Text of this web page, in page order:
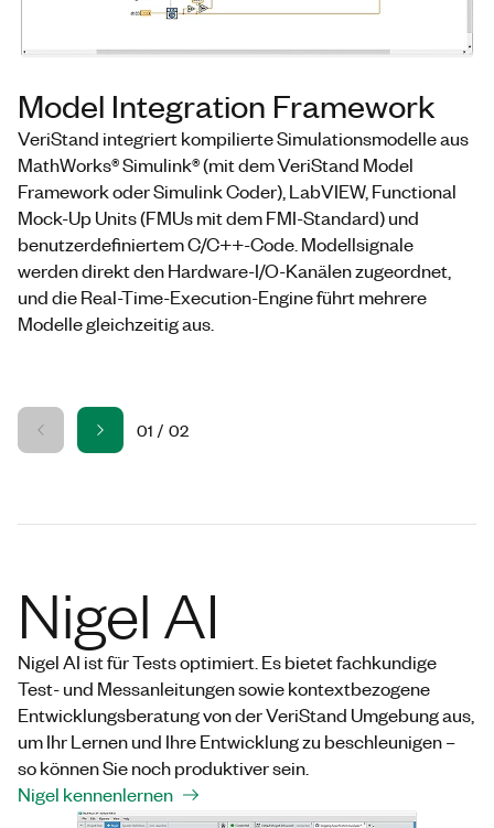
Model Integration Framework
VeriStand integriert kompilierte Simulationsmodelle aus
MathWorks® Simulink® (mit dem VeriStand Model
Framework oder Simulink Coder), LabVIEW, Functional
Mock-Up Units (FMUs mit dem FMI-Standard) und
benutzerdefiniertem C/C++-Code. Modellsignale
werden direkt den Hardware-I/O-Kanälen zugeordnet,
und die Real-Time-Execution-Engine führt mehrere
Modelle gleichzeitig aus.
01 / 02
Nigel AI
Nigel AI ist für Tests optimiert. Es bietet fachkundige
Test- und Messanleitungen sowie kontextbezogene
Entwicklungsberatung von der VeriStand Umgebung aus,
um Ihr Lernen und Ihre Entwicklung zu beschleunigen –
so können Sie noch produktiver sein.
Nigel kennenlernen